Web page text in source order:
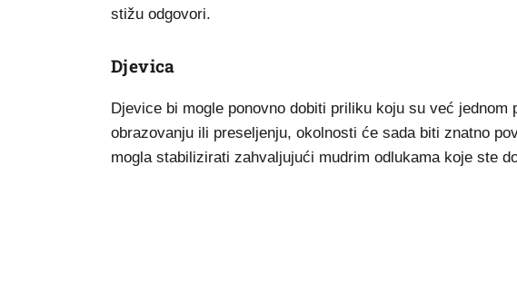
stižu odgovori.
Djevica
Djevice bi mogle ponovno dobiti priliku koju su već jednom
obrazovanju ili preseljenju, okolnosti će sada biti znatno
mogla stabilizirati zahvaljujući mudrim odlukama koje ste